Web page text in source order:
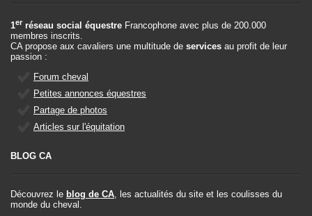
1er réseau social équestre Francophone avec plus de 200.000
membres inscrits.
CA propose aux cavaliers une multitude de services au profit de leur
passion :
Forum cheval
Petites annonces équestres
Partage de photos
Articles sur l'équitation
BLOG CA
Découvrez le blog de CA, les actualités du site et les coulisses du
monde du cheval.